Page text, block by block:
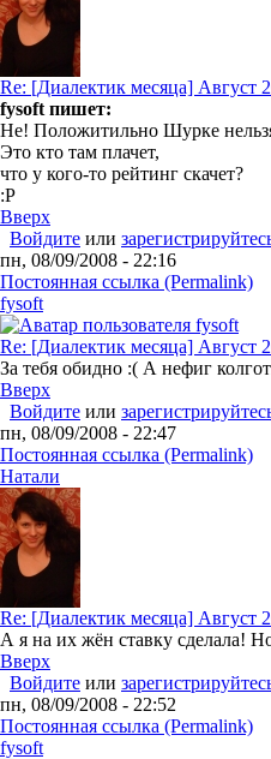
Re: [Диалектик месяца] Август
fysoft пишет:
Не! Положитильно Шурке
Это кто там плачет,
что у кого-то рейтинг скачет?
:P
Вверх
Войдите или
пн, 08/09/2008 - 22:16
Постоянная ссылка (Permalink)
fysoft
Re: [Диалектик месяца] Август
За тебя обидно :( А нефиг
Вверх
Войдите или
пн, 08/09/2008 - 22:47
Постоянная ссылка (Permalink)
Натали
Re: [Диалектик месяца] Август
А я на их жён ставку сделала!
Вверх
Войдите или
пн, 08/09/2008 - 22:52
Постоянная ссылка (Permalink)
fysoft